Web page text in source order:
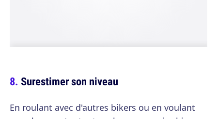
Surestimer son niveau
En roulant avec d'autres bikers ou en voulant